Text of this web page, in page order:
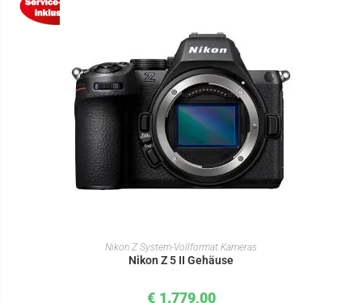
IN DEN WARENKORB
Nikon Z System-Vollformat Kameras
Nikon Z 5 II Gehäuse
€ 1.779,00